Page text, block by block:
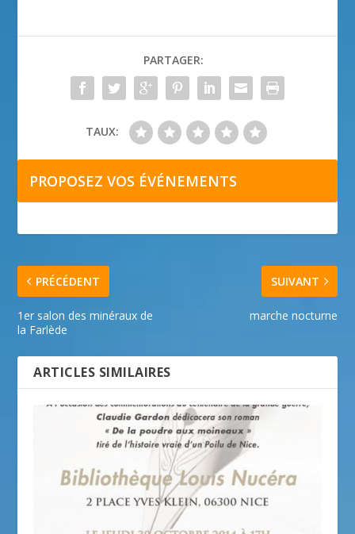
PARTAGER:
TAUX:
PROPOSEZ VOS ÉVÉNEMENTS
PRÉCÉDENT
1er salon des minéraux de
la Farlède
SUIVANT
marche nocturne
ARTICLES SIMILAIRES